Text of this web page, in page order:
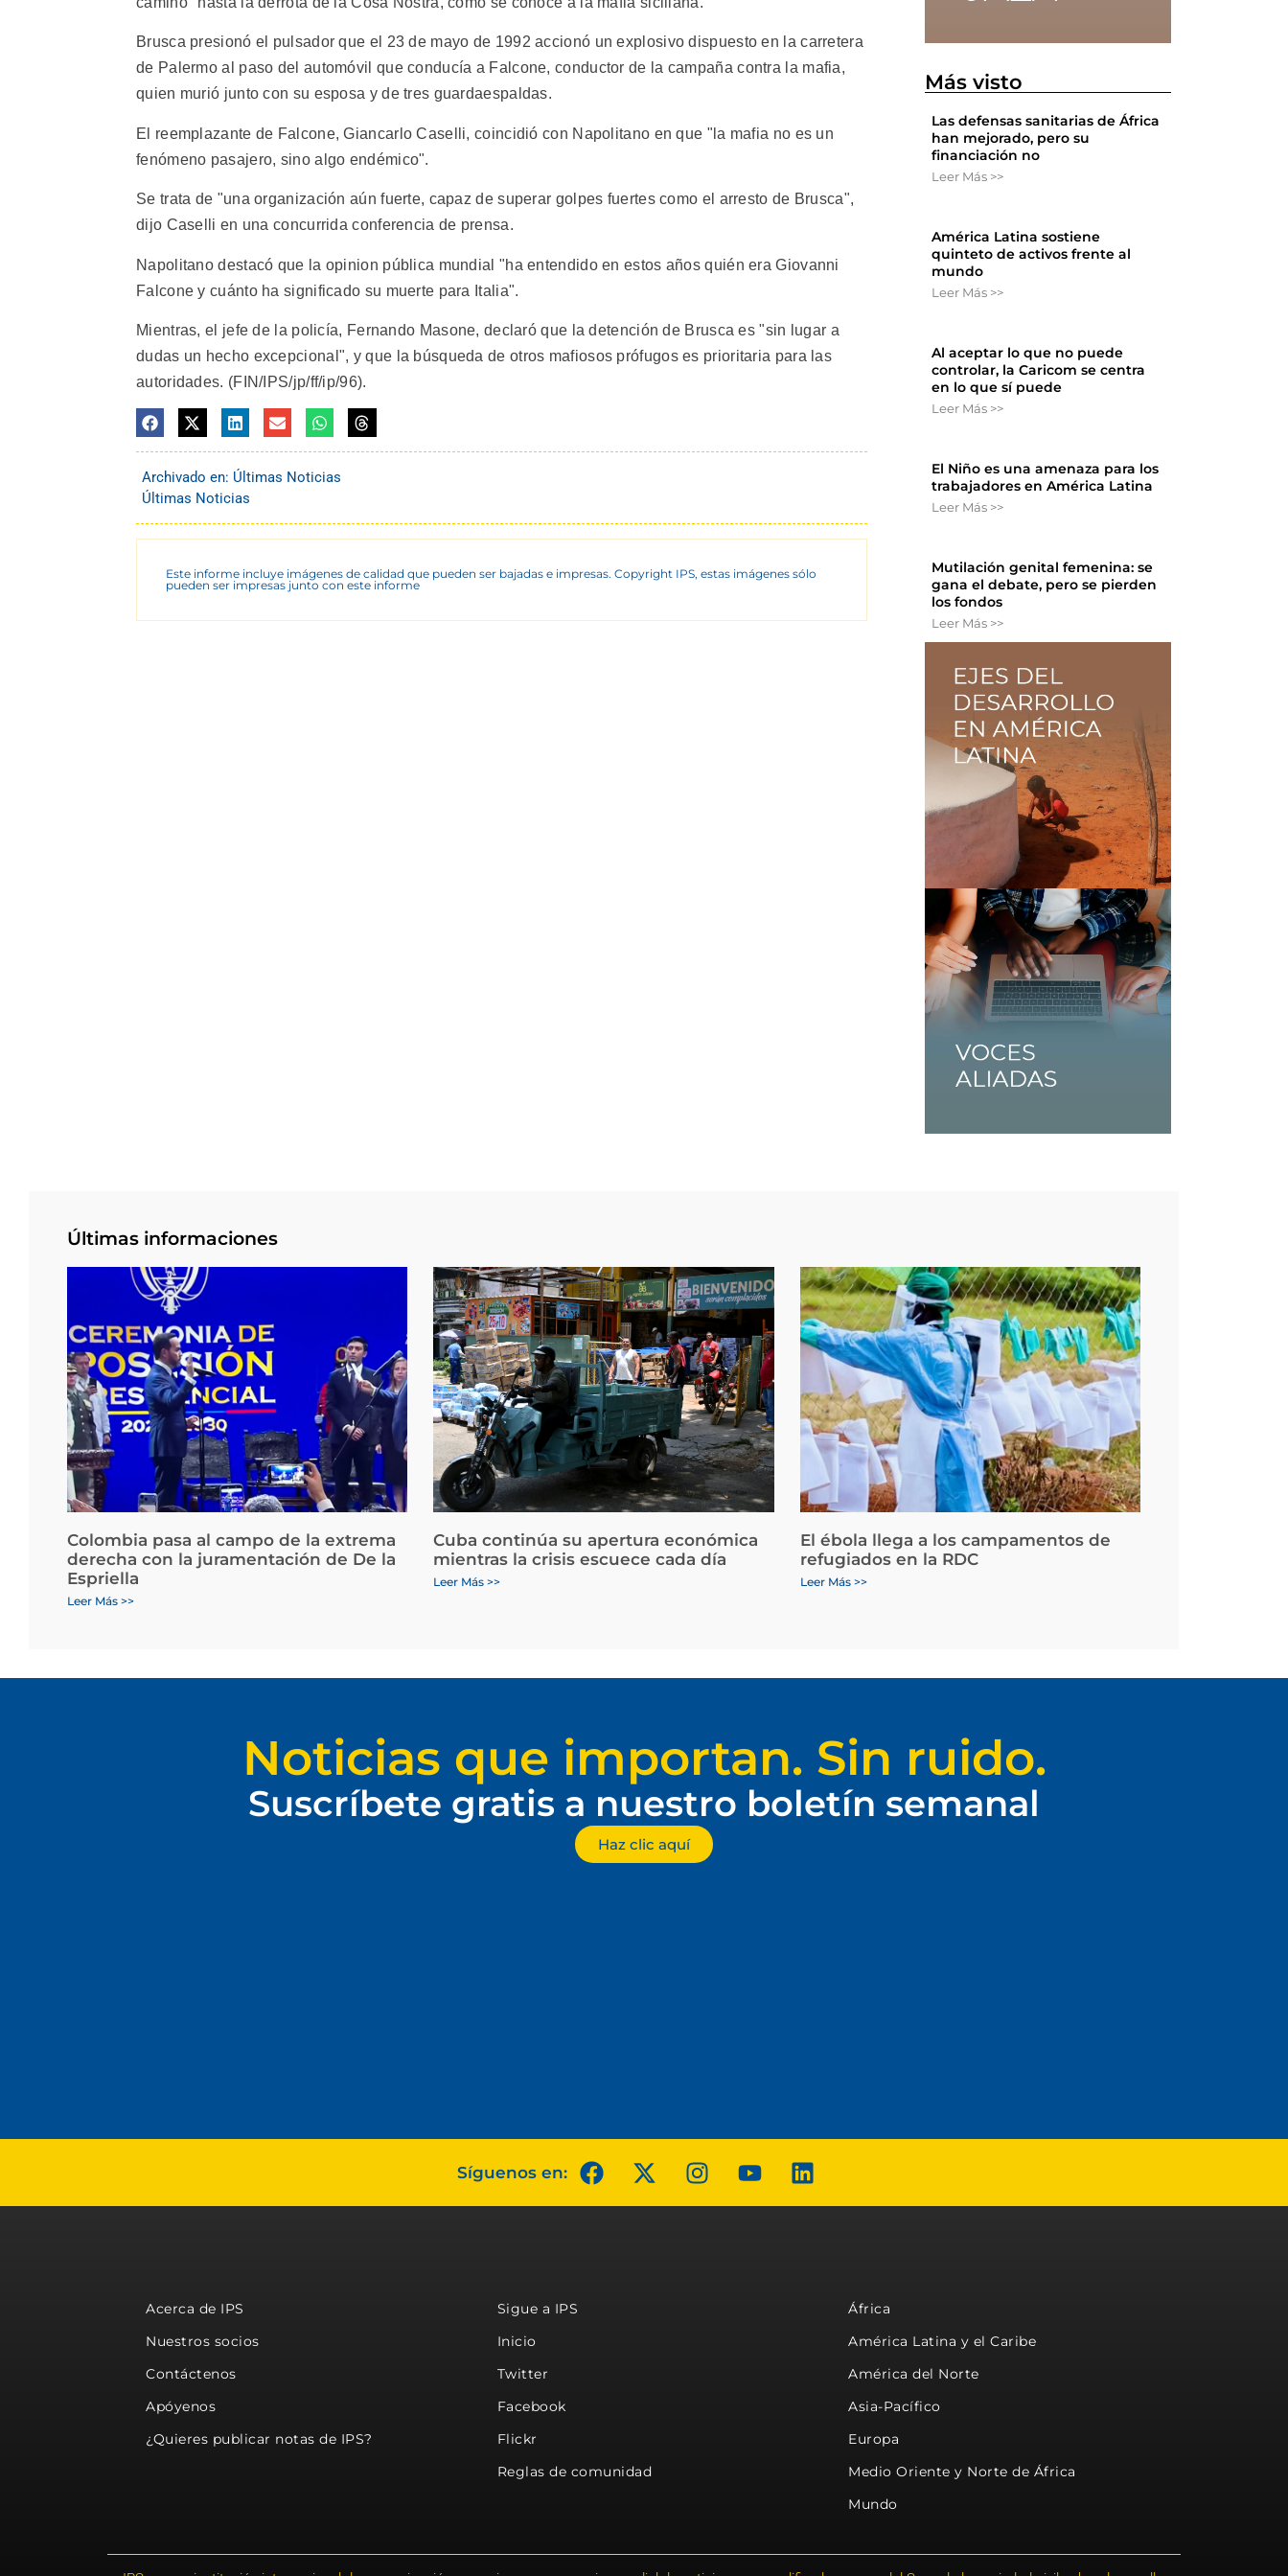
Brusca presionó el pulsador que el 23 de mayo de 1992 accionó un explosivo dispuesto en la carretera
de Palermo al paso del automóvil que conducía a Falcone, conductor de la campaña contra la mafia,
quien murió junto con su esposa y de tres guardaespaldas.
El reemplazante de Falcone, Giancarlo Caselli, coincidió con Napolitano en que "la mafia no es un
fenómeno pasajero, sino algo endémico".
Se trata de "una organización aún fuerte, capaz de superar golpes fuertes como el arresto de Brusca",
dijo Caselli en una concurrida conferencia de prensa.
Napolitano destacó que la opinion pública mundial "ha entendido en estos años quién era Giovanni
Falcone y cuánto ha significado su muerte para Italia".
Mientras, el jefe de la policía, Fernando Masone, declaró que la detención de Brusca es "sin lugar a
dudas un hecho excepcional", y que la búsqueda de otros mafiosos prófugos es prioritaria para las
autoridades. (FIN/IPS/jp/ff/ip/96).
Archivado en: Últimas Noticias
Últimas Noticias
Este informe incluye imágenes de calidad que pueden ser bajadas e impresas. Copyright IPS, estas imágenes sólo
pueden ser impresas junto con este informe
Más visto
Las defensas sanitarias de África
han mejorado, pero su
financiación no
Leer Más >>
América Latina sostiene
quinteto de activos frente al
mundo
Leer Más >>
Al aceptar lo que no puede
controlar, la Caricom se centra
en lo que sí puede
Leer Más >>
El Niño es una amenaza para los
trabajadores en América Latina
Leer Más >>
Mutilación genital femenina: se
gana el debate, pero se pierden
los fondos
Leer Más >>
Últimas informaciones
Colombia pasa al campo de la extrema
derecha con la juramentación de De la
Espriella
Leer Más >>
Cuba continúa su apertura económica
mientras la crisis escuece cada día
Leer Más >>
El ébola llega a los campamentos de
refugiados en la RDC
Leer Más >>
Noticias que importan. Sin ruido.
Suscríbete gratis a nuestro boletín semanal
Haz clic aquí
Síguenos en:
Acerca de IPS
Nuestros socios
Contáctenos
Apóyenos
¿Quieres publicar notas de IPS?
Sigue a IPS
Inicio
Twitter
Facebook
Flickr
Reglas de comunidad
África
América Latina y el Caribe
América del Norte
Asia-Pacífico
Europa
Medio Oriente y Norte de África
Mundo